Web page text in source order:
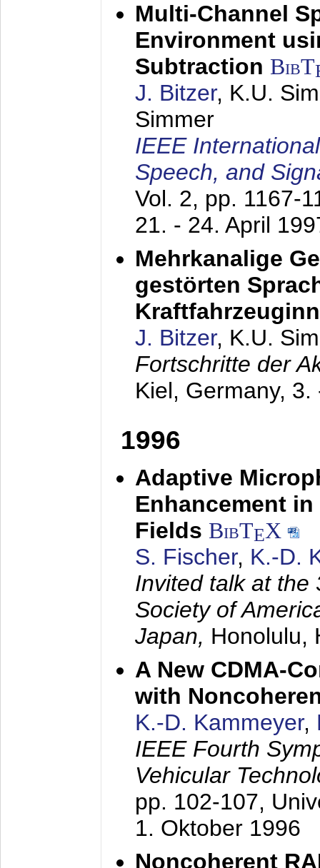
Multi-Channel
Environment
Subtraction BibT
J. Bitzer, K.U.
Simmer
IEEE
Speech, and
Vol. 2, pp. 1167-
21. - 24. April
Mehrkanalige
gestörten
J. Bitzer, K.U.
Fortschritte der
Kiel, Germany, 3.
1996
Adaptive
Enhancement
Fields BibTEX
S. Fischer, K.-D.
Invited talk at the
Society of
Japan, Honolulu,
A New CDMA-
with
K.-D. Kammeyer,
IEEE Fourth
Vehicular
pp. 102-107,
1. Oktober 1996
Noncoherent